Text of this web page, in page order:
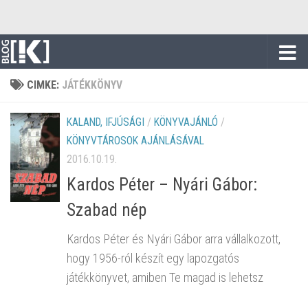
CIMKE: JÁTÉKKÖNYV
KALAND, IFJÚSÁGI / KÖNYVAJÁNLÓ /
KÖNYVTÁROSOK AJÁNLÁSÁVAL
2016.10.19.
Kardos Péter – Nyári Gábor:
Szabad nép
Kardos Péter és Nyári Gábor arra vállalkozott,
hogy 1956-ról készít egy lapozgatós
játékkönyvet, amiben Te magad is lehetsz